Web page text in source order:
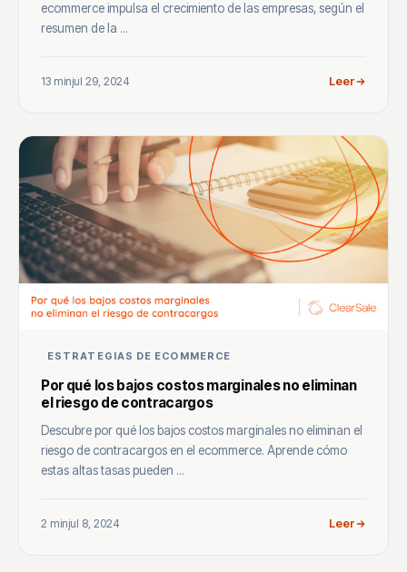
ecommerce impulsa el crecimiento de las empresas, según el
resumen de la ...
13 minjul 29, 2024 Leer
ESTRATEGIAS DE ECOMMERCE
Por qué los bajos costos marginales no eliminan
el riesgo de contracargos
Descubre por qué los bajos costos marginales no eliminan el
riesgo de contracargos en el ecommerce. Aprende cómo
estas altas tasas pueden ...
2 minjul 8, 2024 Leer